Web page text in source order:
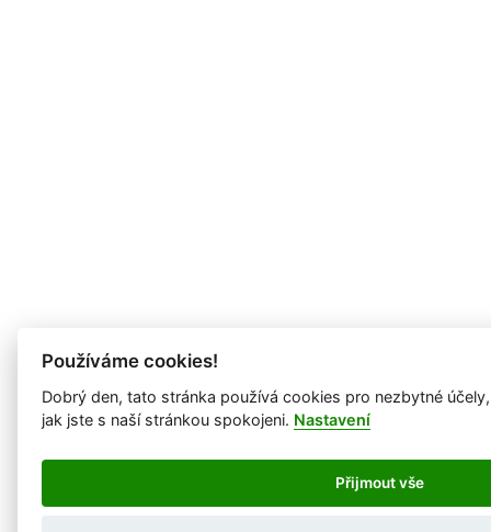
Používáme cookies!
Dobrý den, tato stránka používá cookies pro nezbytné
jak jste s naší stránkou spokojeni. Nastavení
Přijmout vše